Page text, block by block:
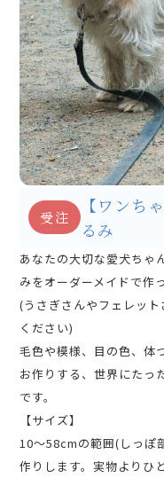
受注
【ワンち
るみ
あなたの大切な愛犬ちゃ
みをオーダーメイドで作
(うさぎさんやフェレッ
ください)
毛色や模様、目の色、体
お作りする、世界にたっ
です。
【サイズ】
10〜58cmの範囲(しっぽ
作りします。実物よりひ